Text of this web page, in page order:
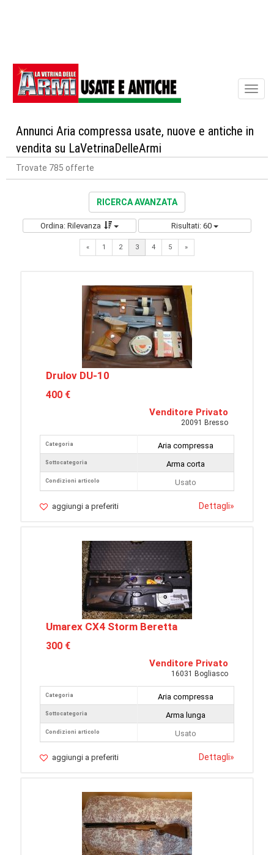
Annunci Aria compressa usate, nuove e antiche in
vendita su LaVetrinaDelleArmi
Trovate 785 offerte
RICERCA AVANZATA
Ordina: Rilevanza Risultati: 60
«Previous
1 2 3 4 5 »Next
Drulov DU-10
400 €
Venditore Privato
20091 Bresso
Categoria
Sottocategoria
Condizioni articolo
Aria compressa
Arma corta
Usato
aggiungi a preferiti Dettagli»
Umarex CX4 Storm Beretta
300 €
Venditore Privato
16031 Bogliasco
Categoria
Sottocategoria
Condizioni articolo
Aria compressa
Arma lunga
Usato
aggiungi a preferiti Dettagli»